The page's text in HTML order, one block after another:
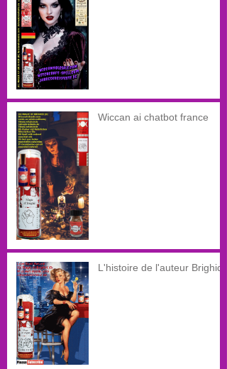
Wiccan ai chatbot france
L'histoire de l'auteur Brighid